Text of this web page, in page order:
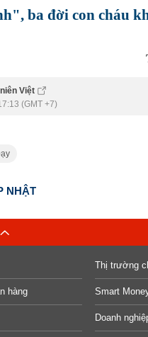
ba đời con cháu
Việt
(GMT +7)
NHẬT
Thị trường
hàng Smart
Doanh